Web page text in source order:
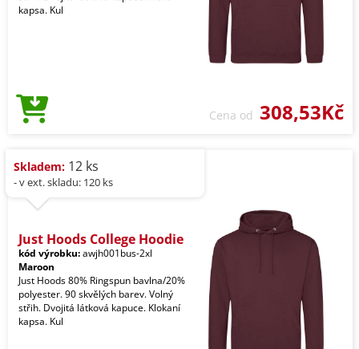
kapsa. Kul
Cena od 308,53Kč
Skladem: 12 ks
- v ext. skladu: 120 ks
Just Hoods College Hoodie
kód výrobku:awjh001bus-2xl
Maroon
Just Hoods 80% Ringspun bavlna/20%
polyester. 90 skvělých barev. Volný
střih. Dvojitá látková kapuce. Klokaní
kapsa. Kul